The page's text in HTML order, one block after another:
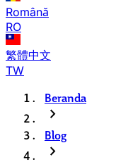
Română
RO
繁體中文
TW
Beranda
chevron_right
Blog
chevron_right